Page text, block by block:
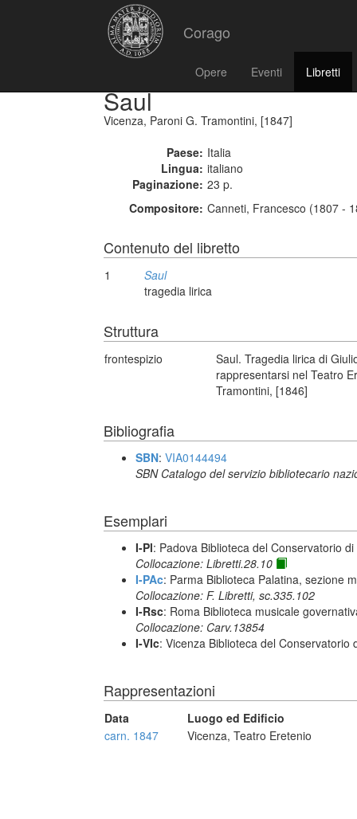
Corago
Opere Eventi Libretti
Saul
Vicenza, Paroni G. Tramontini, [1847]
Paese: Italia
Lingua: italiano
Paginazione: 23 p.
Compositore: Canneti, Francesco (1807 -
Contenuto del libretto
1
Saul
tragedia lirica
Struttura
frontespizio
Saul. Tragedia lirica di
rappresentarsi nel Teatro
Tramontini, [1846]
Bibliografia
SBN: VIA0144494
SBN Catalogo del servizio bibliotecario
Esemplari
I-Pl: Padova Biblioteca del Conservatorio
Collocazione: Libretti.28.10
I-PAc: Parma Biblioteca Palatina, sezione
Collocazione: F. Libretti, sc.335.102
I-Rsc: Roma Biblioteca musicale
Collocazione: Carv.13854
I-VIc: Vicenza Biblioteca del Conservatorio
Rappresentazioni
Data
Luogo ed Edificio
carn. 1847
Vicenza, Teatro Eretenio